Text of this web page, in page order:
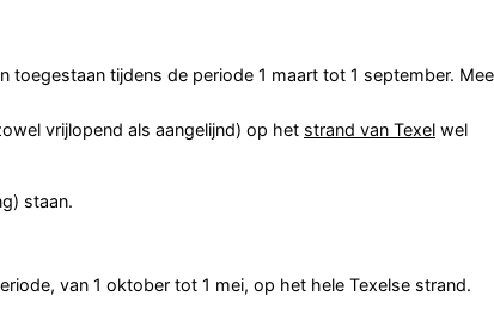
toegestaan tijdens de periode 1 maart tot 1 september.
vrijlopend als aangelijnd) op het strand van Texelwel
staan.
van 1 oktober tot 1 mei, op het hele Texelse strand.